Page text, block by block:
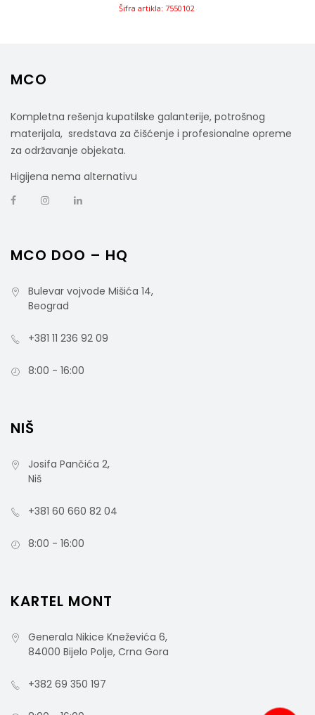
Šifra artikla: 7550102
MCO
Kompletna rešenja kupatilske galanterije, potrošnog
materijala, sredstava za čišćenje i profesionalne opreme
za održavanje objekata.
Higijena nema alternativu
MCO DOO – HQ
Bulevar vojvode Mišića 14,
Beograd
+381 11 236 92 09
8:00 - 16:00
NIŠ
Josifa Pančića 2,
Niš
+381 60 660 82 04
8:00 - 16:00
KARTEL MONT
Generala Nikice Kneževića 6,
84000 Bijelo Polje, Crna Gora
+382 69 350 197